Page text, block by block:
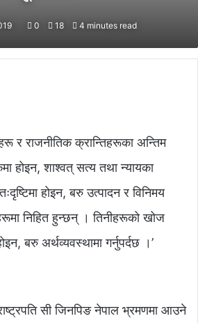
0 18 4 minutes read
र राजनीतिक क्रान्तिहरूका अन्तिम
होइन, शाश्वत् सत्य तथा न्यायका
होइन, बरु उत्पादन र विनिमय
निहित हुन्छन् । तिनीहरूको खोज
बरु अर्थव्यवस्थामा गर्नुपर्दछ ।’
सी जिनपिङ नेपाल भ्रमणमा आउने